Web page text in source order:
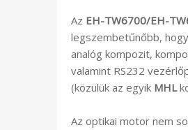
Az EH-TW6700/EH-
legszembetűnőbb,
analóg kompozit,
valamint RS232
(közülük az egyik MHL
Az optikai motor nem